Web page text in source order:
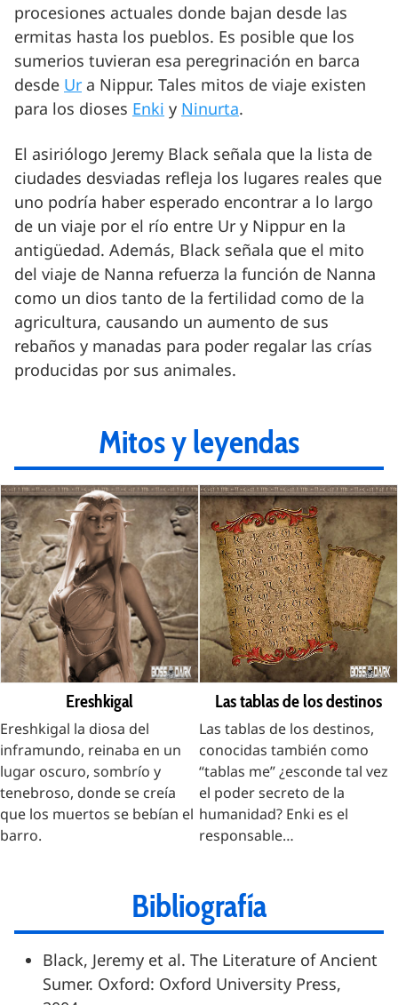
procesiones actuales donde bajan desde las
ermitas hasta los pueblos. Es posible que los
sumerios tuvieran esa peregrinación en barca
desde Ur a Nippur. Tales mitos de viaje existen
para los dioses Enki y Ninurta.
El asiriólogo Jeremy Black señala que la lista de
ciudades desviadas refleja los lugares reales que
uno podría haber esperado encontrar a lo largo
de un viaje por el río entre Ur y Nippur en la
antigüedad. Además, Black señala que el mito
del viaje de Nanna refuerza la función de Nanna
como un dios tanto de la fertilidad como de la
agricultura, causando un aumento de sus
rebaños y manadas para poder regalar las crías
producidas por sus animales.
Mitos y leyendas
Ereshkigal
Ereshkigal la diosa del
inframundo, reinaba en un
lugar oscuro, sombrío y
tenebroso, donde se creía
que los muertos se bebían el
barro.
Las tablas de los destinos
Las tablas de los destinos,
conocidas también como
“tablas me” ¿esconde tal vez
el poder secreto de la
humanidad? Enki es el
responsable…
Bibliografía
Black, Jeremy et al. The Literature of Ancient
Sumer. Oxford: Oxford University Press,